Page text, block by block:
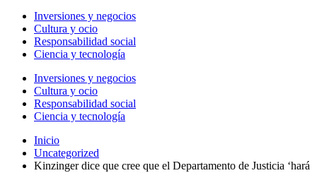
Inversiones y negocios
Cultura y ocio
Responsabilidad social
Ciencia y tecnología
Inversiones y negocios
Cultura y ocio
Responsabilidad social
Ciencia y tecnología
Inicio
Uncategorized
Kinzinger dice que cree que el Departamento de Justicia ‘hará